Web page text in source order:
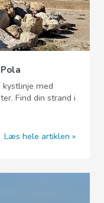
med
Find din strand i
Læs hele artiklen